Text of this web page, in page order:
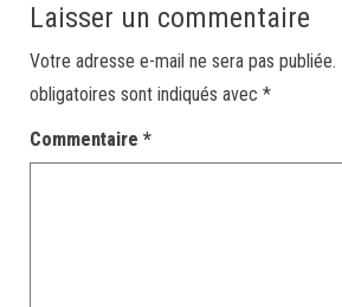
Laisser un commentaire
Votre adresse e-mail ne sera pas publiée.
obligatoires sont indiqués avec *
Commentaire *